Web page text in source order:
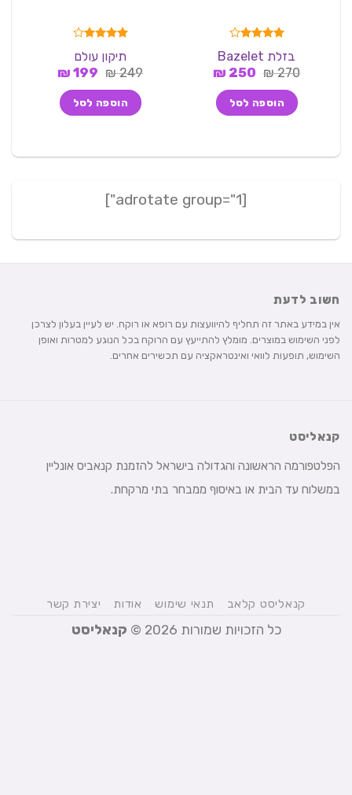
דורג
4.00
מתוך 5
בזלת Bazelet
270
₪ המחיר
היה:
270 ₪.
250
₪המחיר
הוא:
250 ₪.
הוספה לסל
מתוך 5
תיקון עולם
249
₪ המחיר
היה:
249 ₪.
199
₪המחיר
הוא:
199 ₪.
הוספה לסל
חשוב לדעת
אין במידע באתר זה תחליף להיוועצות עם רופא או רוקח. יש לעיין בעלון לצרכן
לפני השימוש במוצרים. מומלץ להתייעץ עם הרוקח בכל הנוגע למטרות ואופן
השימוש, תופעות לוואי ואינטראקציה עם תכשירים אחרים.
קנאליסט
הפלטפורמה הראשונה והגדולה בישראל להזמנת קנאביס אונליין
במשלוח עד הבית או באיסוף ממבחר בתי מרקחת.
קנאליסט קלאב תנאי שימוש אודות יצירת קשר
כל הזכויות שמורות 2026 © קנאליסט